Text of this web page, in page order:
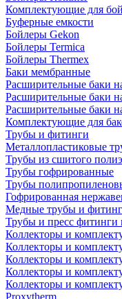
Комплектующие для
Буферные емкости
Бойлеры Gekon
Бойлеры Termica
Бойлеры Thermex
Баки мембранные
Расширительные баки
Расширительные баки
Расширительные баки
Комплектующие для
Трубы и фитинги
Металлопластиковые
Трубы из сшитого
Трубы гофрированные
Трубы
Гофрированная
Медные трубы и
Трубы и пресс
Коллекторы и
Коллекторы и
Коллекторы и
Коллекторы и
Коллекторы и
Proxytherm